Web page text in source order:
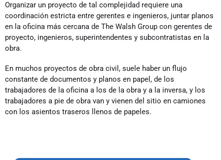
Organizar un proyecto de tal complejidad requiere una
coordinación estricta entre gerentes e ingenieros, juntar planos
en la oficina más cercana de The Walsh Group con gerentes de
proyecto, ingenieros, superintendentes y subcontratistas en la
obra.
En muchos proyectos de obra civil, suele haber un flujo
constante de documentos y planos en papel, de los
trabajadores de la oficina a los de la obra y a la inversa, y los
trabajadores a pie de obra van y vienen del sitio en camiones
con los asientos traseros llenos de papeles.